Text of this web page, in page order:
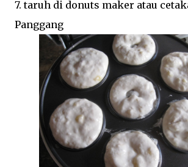
7. taruh di donuts maker atau
Panggang